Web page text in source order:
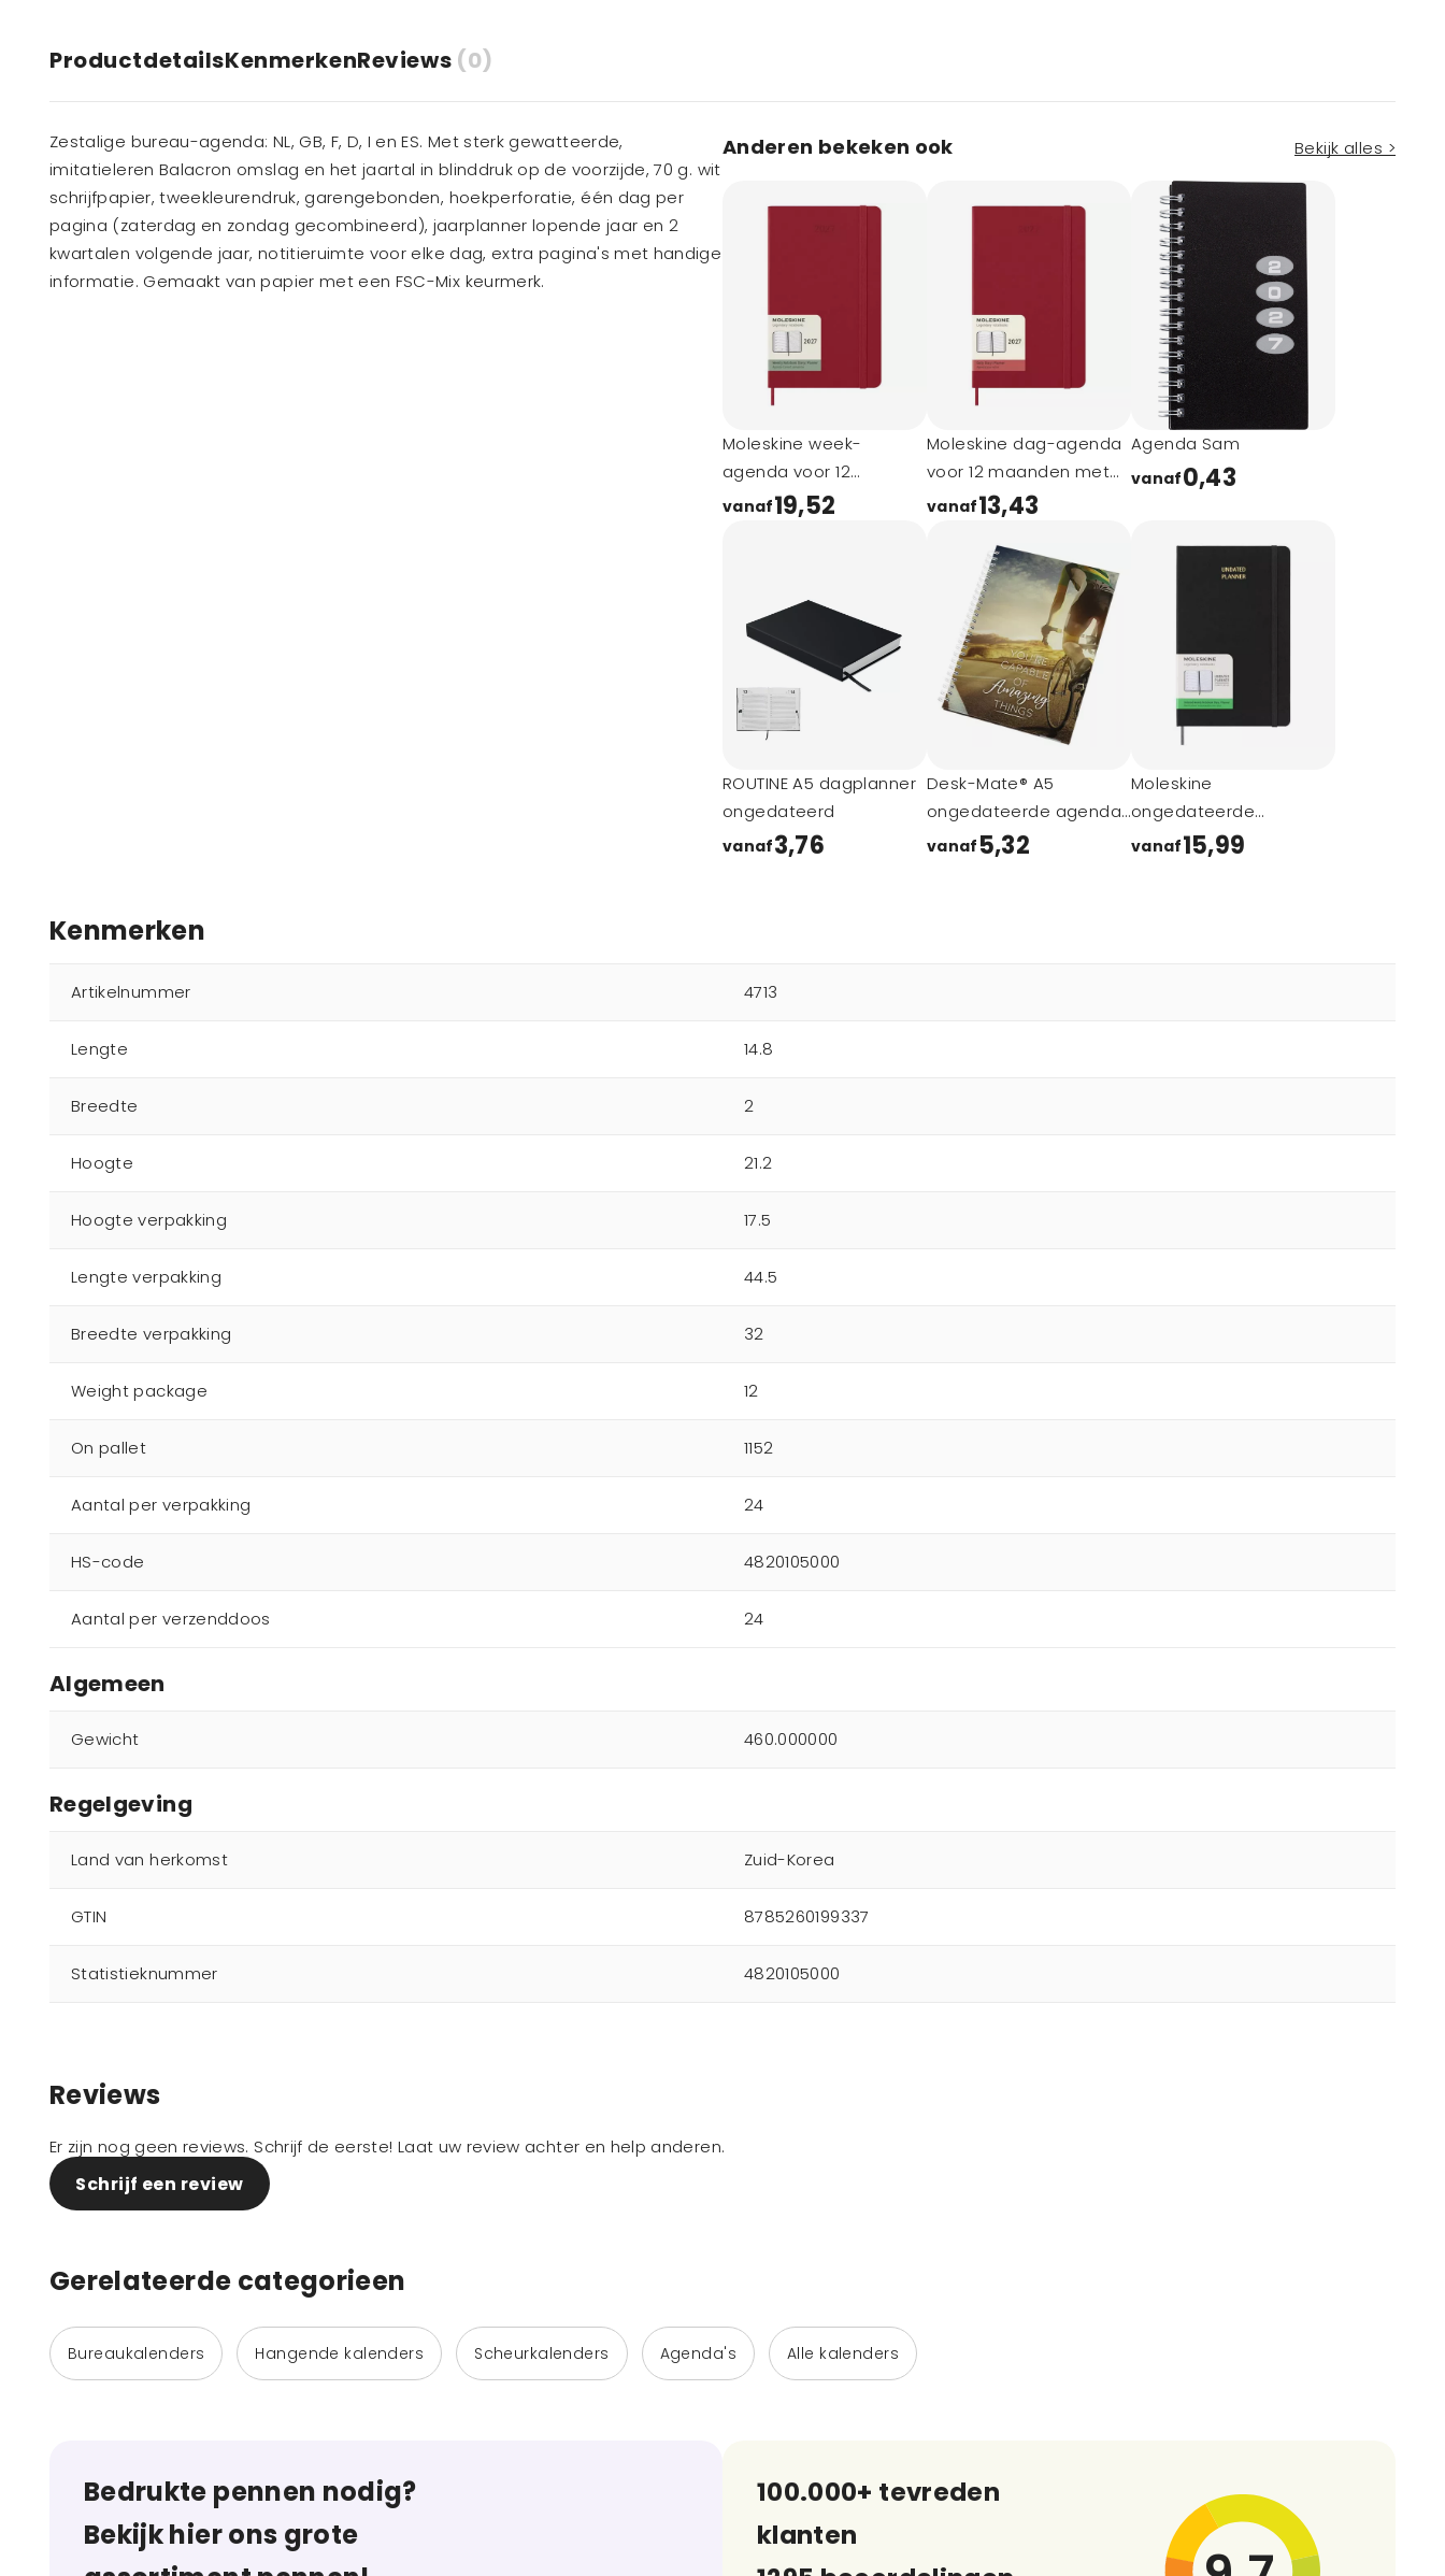
ProductdetailsKenmerkenReviews (0)
Zestalige bureau-agenda: NL, GB, F, D, I en ES. Met sterk gewatteerde,
imitatieleren Balacron omslag en het jaartal in blinddruk op de voorzijde, 70 g. wit
schrijfpapier, tweekleurendruk, garengebonden, hoekperforatie, één dag per
pagina (zaterdag en zondag gecombineerd), jaarplanner lopende jaar en 2
kwartalen volgende jaar, notitieruimte voor elke dag, extra pagina's met handige
informatie. Gemaakt van papier met een FSC-Mix keurmerk.
Anderen bekeken ook Bekijk alles >
Moleskine week-
agenda voor 12
maanden met harde
vanaf19,52
Moleskine dag-agenda
voor 12 maanden met
harde kaft
vanaf13,43
Agenda Sam
vanaf0,43
ROUTINE A5 dagplanner
ongedateerd
vanaf3,76
Desk-Mate® A5
ongedateerde agenda
met harde kaft
vanaf 5,32
Moleskine
ongedateerde
weekplanner met harde
vanaf15,99
Kenmerken
Artikelnummer 4713
Lengte 14.8
Breedte 2
Hoogte 21.2
Hoogte verpakking 17.5
Lengte verpakking 44.5
Breedte verpakking 32
Weight package 12
On pallet 1152
Aantal per verpakking 24
HS-code 4820105000
Aantal per verzenddoos 24
Algemeen
Gewicht 460.000000
Regelgeving
Land van herkomst Zuid-Korea
GTIN 8785260199337
Statistieknummer 4820105000
Reviews
Er zijn nog geen reviews. Schrijf de eerste! Laat uw review achter en help anderen.
Schrijf een review
Gerelateerde categorieen
Bureaukalenders Hangende kalenders Scheurkalenders Agenda's Alle kalenders
Bedrukte pennen nodig?
Bekijk hier ons grote
100.000+ tevreden
klanten